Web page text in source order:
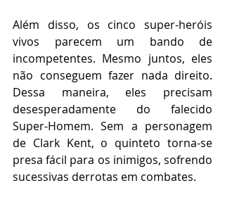
Além disso, os cinco super-heróis
vivos parecem um bando de
incompetentes. Mesmo juntos, eles
não conseguem fazer nada direito.
Dessa maneira, eles precisam
desesperadamente do falecido
Super-Homem. Sem a personagem
de Clark Kent, o quinteto torna-se
presa fácil para os inimigos, sofrendo
sucessivas derrotas em combates.